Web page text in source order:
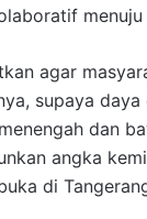
agar
supaya
dan
angka
di